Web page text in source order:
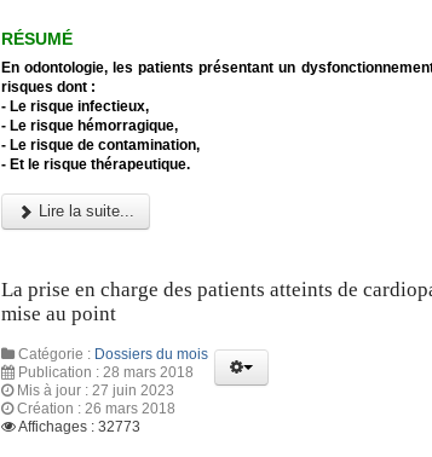
RÉSUMÉ
En odontologie, les patients présentant un
risques dont :
- Le risque infectieux,
- Le risque hémorragique,
- Le risque de contamination,
- Et le risque thérapeutique.
Lire la suite...
La prise en charge des patients atteints de
mise au point
Catégorie : Dossiers du mois
Publication : 28 mars 2018
Mis à jour : 27 juin 2023
Création : 26 mars 2018
Affichages : 32773